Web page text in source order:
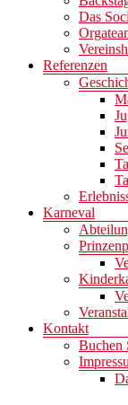
Das
Referenzen
Karneval
Kontakt
Buchen